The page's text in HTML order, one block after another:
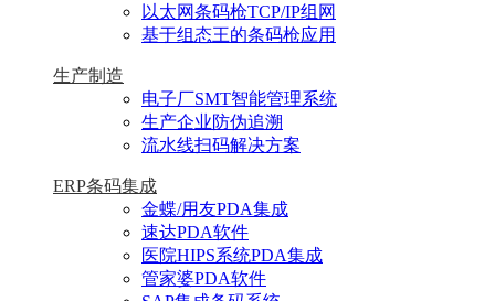
以太网条码枪TCP/IP组网
基于组态王的条码枪应用
生产制造
电子厂SMT智能管理系统
生产企业防伪追溯
流水线扫码解决方案
ERP条码集成
金蝶/用友PDA集成
速达PDA软件
医院HIPS系统PDA集成
管家婆PDA软件